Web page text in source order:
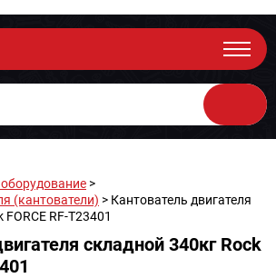
>
(кантователи) > Кантователь двигателя
RF-T23401
складной 340кг Rock